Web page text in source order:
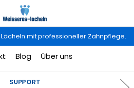
mit professioneller Zahnpflege.
Blog Über uns
SUPPORT